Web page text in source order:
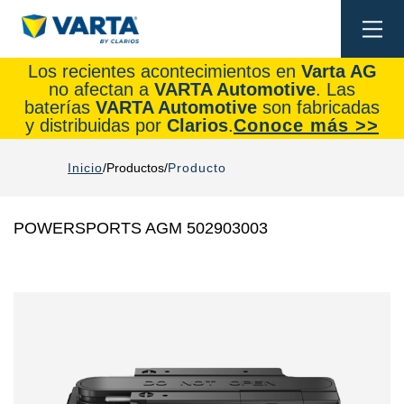
Los recientes acontecimientos en Varta AG
no afectan a VARTA Automotive. Las
baterías VARTA Automotive son fabricadas
y distribuidas por Clarios.Conoce más >>
Inicio Productos Producto
POWERSPORTS AGM 502903003